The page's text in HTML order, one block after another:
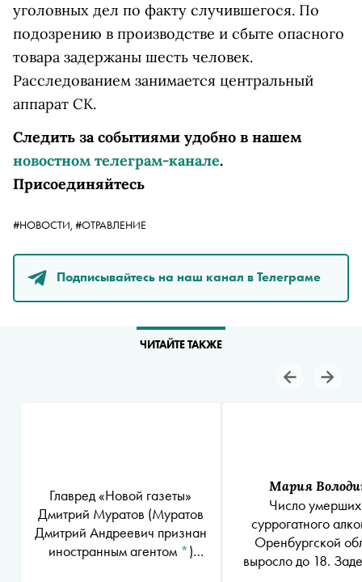
уголовных дел по факту случившегося. По
подозрению в производстве и сбыте опасного
товара задержаны шесть человек.
Расследованием занимается центральный
аппарат СК.
Следить за событиями удобно в нашем
новостном телеграм-канале.
Присоединяйтесь
#НОВОСТИ, #ОТРАВЛЕНИЕ
Подписывайтесь на наш канал в Телеграме
ЧИТАЙТЕ ТАКЖЕ
Главред «Новой газеты»
Дмитрий Муратов (Муратов
Дмитрий Андреевич признан
иностранным агентом *)
Мария
Число умерших
суррогатного
Оренбургской
выросло до 18.